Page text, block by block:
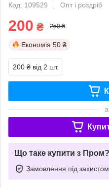
Код: 109529
Опт і роздріб
200 ₴ 250 ₴
Економія 50 ₴
200 ₴ від 2 шт.
Що таке купити з Пром?
Замовлення під захистом